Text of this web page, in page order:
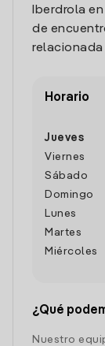
Iberdrola
de
relacionada
Horario
Jueves
Viernes
Sábado
Domingo
Lunes
Martes
Miércoles
¿Qué
Nuestro